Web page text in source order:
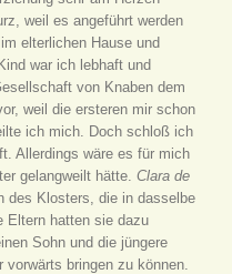
weil es angeführt werden
elterlichen Hause und
war ich lebhaft und
von Knaben dem
weil die ersteren mir schon
ich mich. Doch schloß ich
Allerdings wäre es für mich
gelangweilt hätte. Clara de
des Klosters, die in dasselbe
Eltern hatten sie dazu
Sohn und die jüngere
bringen zu können.